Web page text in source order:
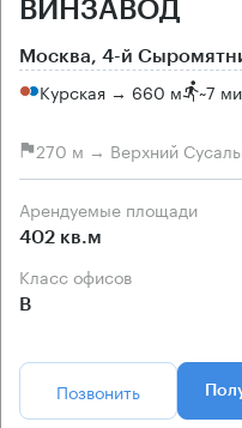
ВИНЗАВОД
Москва, 4-й
Курская → 660 м ~7
270 м → Верхний
Арендуемые площади
402 кв.м
Класс офисов
B
Позвонить